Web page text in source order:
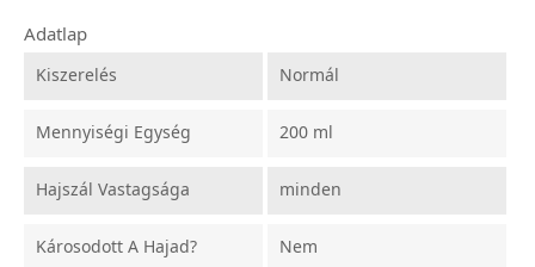
Adatlap
Kiszerelés Normál
Mennyiségi Egység 200 ml
Hajszál Vastagsága minden
Károsodott A Hajad? Nem